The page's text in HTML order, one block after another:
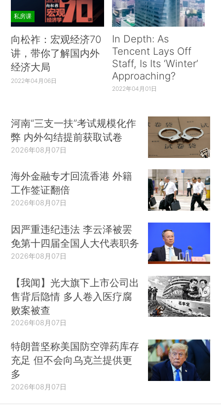
私房课
向松祚：宏观经济70
讲，带你了解国内外
经济大局
2022年04月06日
In Depth: As
Tencent Lays Off
Staff, Is Its ‘Winter’
Approaching?
2022年04月01日
河南“三支一扶”考试规模化作
弊 内外勾结提前获取试卷
2026年08月07日
海外金融专才回流香港 外籍
工作签证翻倍
2026年08月07日
因严重违纪违法 李云泽被罢
免第十四届全国人大代表职务
2026年08月07日
【我闻】光大旗下上市公司出
售背后隐情 多人卷入医疗腐
败案被查
2026年08月07日
特朗普坚称美国防空弹药库存
充足 但不会向乌克兰提供更
多
2026年08月07日